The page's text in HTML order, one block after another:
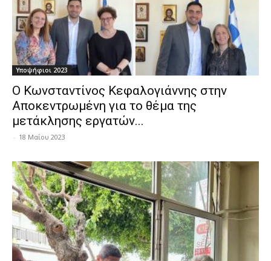
Υποψήφιοι 2023
Ο Κωνσταντίνος Κεφαλογιάννης στην
Αποκεντρωμένη για το θέμα της
μετάκλησης εργατών...
- 18 Μαΐου 2023